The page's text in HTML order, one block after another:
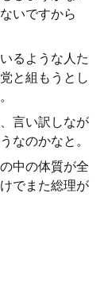
いですから
るような人た
と組もうとし
言い訳しなが
なのかなと。
中の体質が全
でまた総理が